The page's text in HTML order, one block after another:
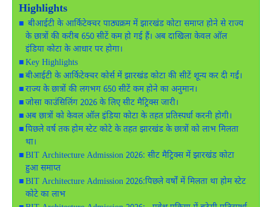
Highlights
बीआईटी के आर्किटेक्चर पाठ्यक्रम में झारखंड कोटा समाप्त होने से राज्य
के छात्रों की करीब 650 सीटें कम हो गई हैं। अब दाखिला केवल ऑल
इंडिया कोटा के आधार पर होगा।
Key Highlights
बीआईटी के आर्किटेक्चर कोर्स में झारखंड कोटा की सीटें शून्य कर दी गईं।
राज्य के छात्रों की लगभग 650 सीटें कम होने का अनुमान।
जोसा काउंसिलिंग 2026 के लिए सीट मैट्रिक्स जारी।
अब छात्रों को केवल ऑल इंडिया कोटा के तहत प्रतिस्पर्धा करनी होगी।
पिछले वर्ष तक होम स्टेट कोटे के तहत झारखंड के छात्रों को लाभ मिलता
था।
BIT Architecture Admission 2026: सीट मैट्रिक्स में झारखंड कोटा
हुआ समाप्त
BIT Architecture Admission 2026:पिछले वर्षों में मिलता था होम स्टेट
कोटे का लाभ